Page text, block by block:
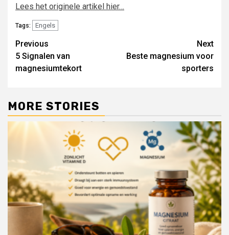
Lees het originele artikel hier…
Tags: Engels
Post
navigation
Previous
5 Signalen van
magnesiumtekort
Next
Beste magnesium voor
sporters
MORE STORIES